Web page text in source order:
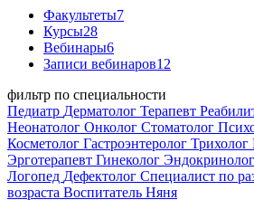
Факультеты7
Курсы28
Вебинары6
Записи вебинаров12
фильтр по специальности
Педиатр Дерматолог Терапевт
Неонатолог Онколог Стоматолог
Косметолог Гастроэнтеролог Трихолог
Эрготерапевт Гинеколог Эндокринолог
Логопед Дефектолог Специалист по
возраста Воспитатель Няня